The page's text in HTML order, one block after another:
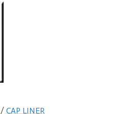
/CAP LINER